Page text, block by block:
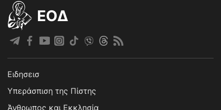
EOΔ
Ειδησεισ
Υπεράσπιση της Πίστης
Άνθρωπος και Εκκλησία